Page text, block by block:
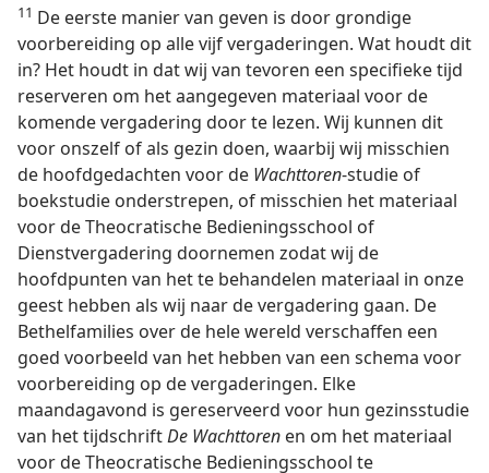
11 De eerste manier van geven is door grondige
voorbereiding op alle vijf vergaderingen. Wat houdt dit
in? Het houdt in dat wij van tevoren een specifieke tijd
reserveren om het aangegeven materiaal voor de
komende vergadering door te lezen. Wij kunnen dit
voor onszelf of als gezin doen, waarbij wij misschien
de hoofdgedachten voor de Wachttoren-studie of
boekstudie onderstrepen, of misschien het materiaal
voor de Theocratische Bedieningsschool of
Dienstvergadering doornemen zodat wij de
hoofdpunten van het te behandelen materiaal in onze
geest hebben als wij naar de vergadering gaan. De
Bethelfamilies over de hele wereld verschaffen een
goed voorbeeld van het hebben van een schema voor
voorbereiding op de vergaderingen. Elke
maandagavond is gereserveerd voor hun gezinsstudie
van het tijdschriftDe Wachttoren en om het materiaal
voor de Theocratische Bedieningsschool te